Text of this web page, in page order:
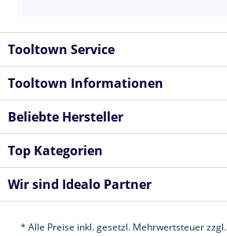
Tooltown Service
Tooltown Informationen
Beliebte Hersteller
Top Kategorien
Wir sind Idealo Partner
* Alle Preise inkl. gesetzl. Mehrwertsteuer zzgl.